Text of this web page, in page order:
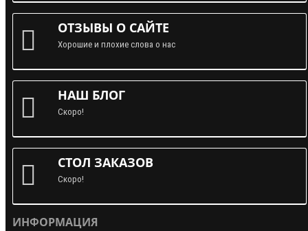
ОТЗЫВЫ О САЙТЕ
Хорошие и плохие слова о нас
НАШ БЛОГ
Скоро!
СТОЛ ЗАКАЗОВ
Скоро!
ИНФОРМАЦИЯ